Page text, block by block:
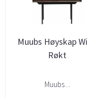
Muubs Høyskap
Røkt
Muubs ...